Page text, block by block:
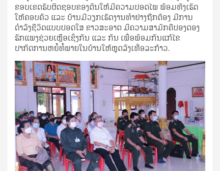
ຂອບເຂດຮັບຜິດຊອບຂອງຕົນໃຫ້ມີຄວາມປອດໄພ ພ້ອມທັງເຮັດ
ໃຫ້ຄອບຄົວ ແລະ ບ້ານມີ​ວຽກ​ເຮັດ​ງານ​ທຳ​ຢ່າງ​ຖືກຕ້ອງ ມີ​ການ​
ດຳລົງ​ຊີ​ວິດ​ແບບ​ປອດ​ໃສ ​ຂາວ​ສະອາດ ມີ​ຄວາມ​ສາມັກຄີ​ປອງ​ດອງ ​
ຮັກ​ແພງ​ຊ່ວຍ​ເຫຼືອ​ເຊິ່ງກັນ​ ແລະ ​ກັນ ເພື່ອພ້ອມກັນແກ້ໄຂ
ປາກົດການຫຍໍ້ທໍ້ພາຍໃນບ້ານໃຫ້ຫຼຸດລົງເທື່ອລະກ້າວ.